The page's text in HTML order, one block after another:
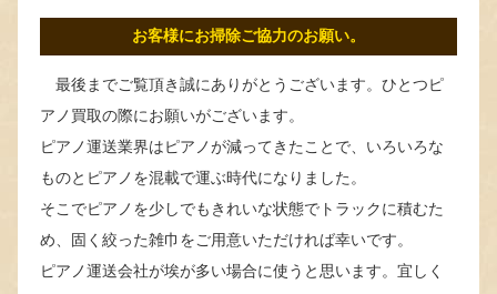
お客様にお掃除ご協力のお願い。
最後までご覧頂き誠にありがとうございます。ひとつピ
アノ買取の際にお願いがございます。
ピアノ運送業界はピアノが減ってきたことで、いろいろな
ものとピアノを混載で運ぶ時代になりました。
そこでピアノを少しでもきれいな状態でトラックに積むた
め、固く絞った雑巾をご用意いただければ幸いです。
ピアノ運送会社が埃が多い場合に使うと思います。宜しく